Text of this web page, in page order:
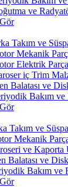
ve
Takım ve
Mekanik
Elektrik
iç Trim
Balatası ve
Bakım ve
Takım ve
Mekanik
ve Kaporta
Balatası ve
Bakım ve